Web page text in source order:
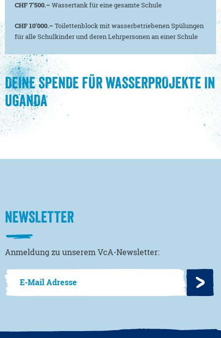
CHF 7’500.– Wassertank für eine gesamte Schule
CHF 10’000.– Toilettenblock mit wasserbetriebenen Spülungen
für alle Schulkinder und deren Lehrpersonen an einer Schule
DEINE SPENDE FÜR WASSERPROJEKTE IN
UGANDA
NEWSLETTER
Anmeldung zu unserem VcA-Newsletter: